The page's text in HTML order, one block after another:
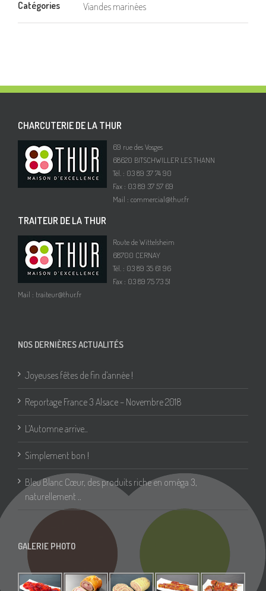
Catégories Viandes marinées
CHARCUTERIE DE LA THUR
69 rue des Vosges
68620 BITSCHWILLER LES THANN
Tél. : 03 89 37 74 90
Fax : 03 89 37 57 69
Mail : commercial@thur.fr
TRAITEUR DE LA THUR
Route de Wittelsheim
68700 CERNAY
Tél. : 03 89 35 61 96
Fax : 03 89 75 73 51
Mail : traiteur@thur.fr
NOS DERNIÈRES ACTUALITÉS
Joyeuses fêtes de fin d’année !
Reportage France 3 Alsace – Novembre 2018
L’Automne arrive..
Simplement bon !
Bleu Blanc Cœur, des produits riche en oméga 3,
naturellement ..
GALERIE PHOTO